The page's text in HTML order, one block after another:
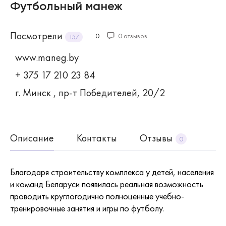
Футбольный манеж
Посмотрели 157 0 0 отзывов
www.maneg.by
+ 375 17 210 23 84
г. Минск , пр-т Победителей, 20/2
Описание Контакты Отзывы 0
Благодаря строительству комплекса у детей, населения
и команд Беларуси появилась реальная возможность
проводить круглогодично полноценные учебно-
тренировочные занятия и игры по футболу.